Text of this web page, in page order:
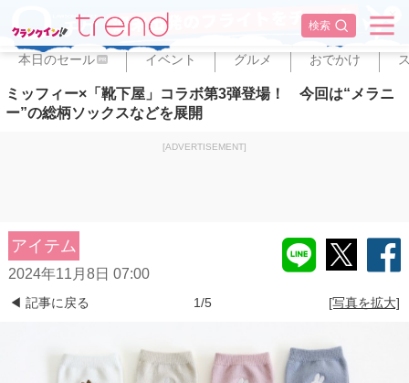
検索
✕
本日のセール PR イベント グルメ おでかけ
ミッフィー×「靴下屋」コラボ第3弾登場！ 今回は“メラニ
ー”の総柄ソックスなどを展開
[ADVERTISEMENT]
アイテム
2024年11月8日 07:00
◀ 記事に戻る 1/5 [写真を拡大]